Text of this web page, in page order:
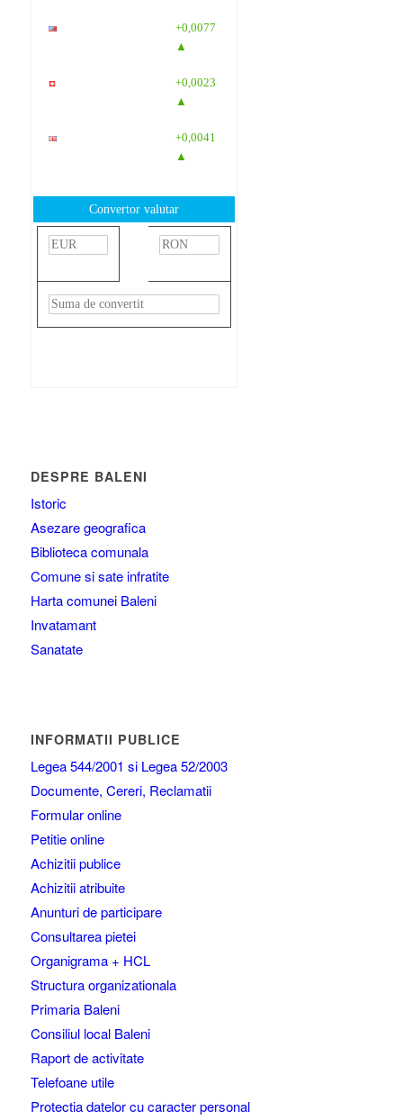
+0,0077
▲
+0,0023
▲
+0,0041
▲
Convertor valutar
DESPRE BALENI
Istoric
Asezare geografica
Biblioteca comunala
Comune si sate infratite
Harta comunei Baleni
Invatamant
Sanatate
INFORMATII PUBLICE
Legea 544/2001 si Legea 52/2003
Documente, Cereri, Reclamatii
Formular online
Petitie online
Achizitii publice
Achizitii atribuite
Anunturi de participare
Consultarea pietei
Organigrama + HCL
Structura organizationala
Primaria Baleni
Consiliul local Baleni
Raport de activitate
Telefoane utile
Protectia datelor cu caracter personal